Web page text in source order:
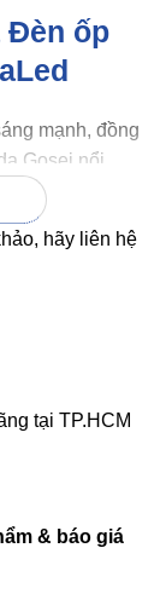
Đèn ốp
mạnh, đồng
Gosei nổi
độ sáng
40W, giúp
thất hiện
thủy ngân,
môi trường.
hãy liên hệ
tại TP.HCM
& báo giá